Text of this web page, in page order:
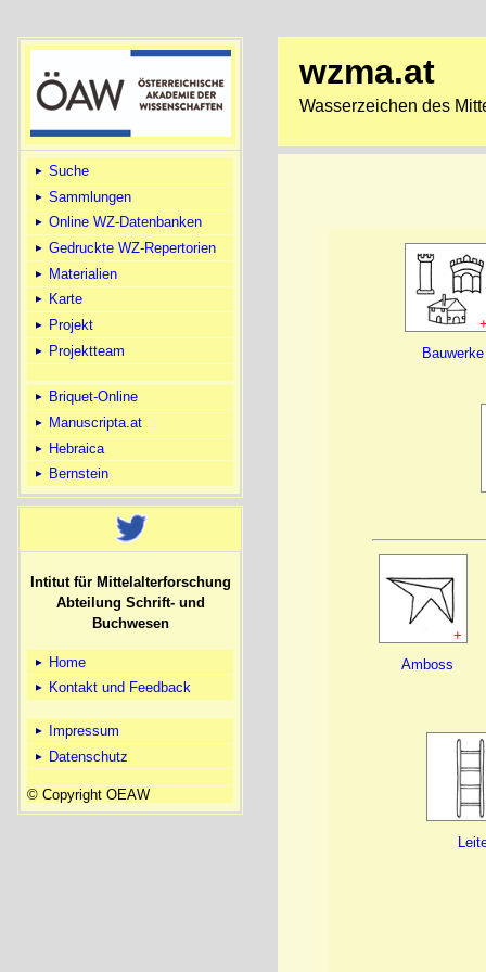
Suche
Sammlungen
Online WZ-Datenbanken
Gedruckte WZ-Repertorien
Materialien
Karte
Projekt
Projektteam
Briquet-Online
Manuscripta.at
Hebraica
Bernstein
Intitut für Mittelalterforschung
Abteilung Schrift- und
Buchwesen
Home
Kontakt und Feedback
Impressum
Datenschutz
© Copyright OEAW
wzma.at
Wasserzeichen des
Bauwerke
+
Amboss